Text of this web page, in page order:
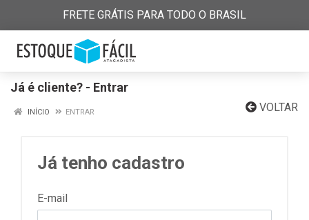
FRETE GRÁTIS PARA TODO O BRASIL
Já é cliente? - Entrar
VOLTAR
INÍCIO ENTRAR
Já tenho cadastro
E-mail